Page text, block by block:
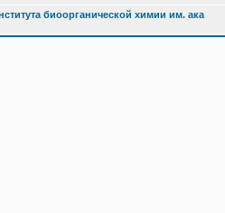
биоорганической химии им. ака